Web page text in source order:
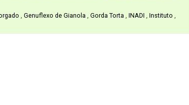
Genuflexo de Gianola Gorda Torta INADI Instituto